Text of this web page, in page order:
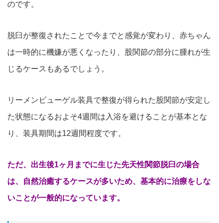
のです。
脱臼が整復されたことで今までと感覚が変わり、赤ちゃん
は一時的に機嫌が悪くなったり、股関節の部分に腫れが生
じるケースもあるでしょう。
リーメンビューゲル装具で整復が得られた股関節が安定し
た状態になるおよそ4週間は入浴を避けることが基本とな
り、装具期間は12週間程度です。
ただ、出生後1ヶ月までに生じた先天性関節脱臼の場合
は、自然治癒するケースが多いため、基本的に治療をしな
いことが一般的になっています。